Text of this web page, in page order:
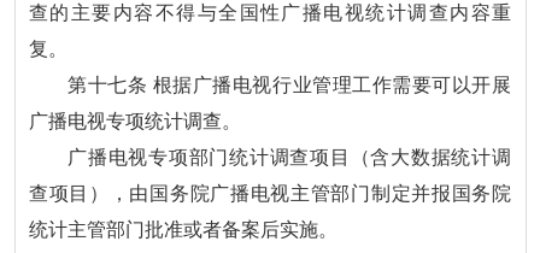
查的主要内容不得与全国性广播电视统计调查内容重
复。
第十七条 根据广播电视行业管理工作需要可以开展
广播电视专项统计调查。
广播电视专项部门统计调查项目（含大数据统计调
查项目），由国务院广播电视主管部门制定并报国务院
统计主管部门批准或者备案后实施。